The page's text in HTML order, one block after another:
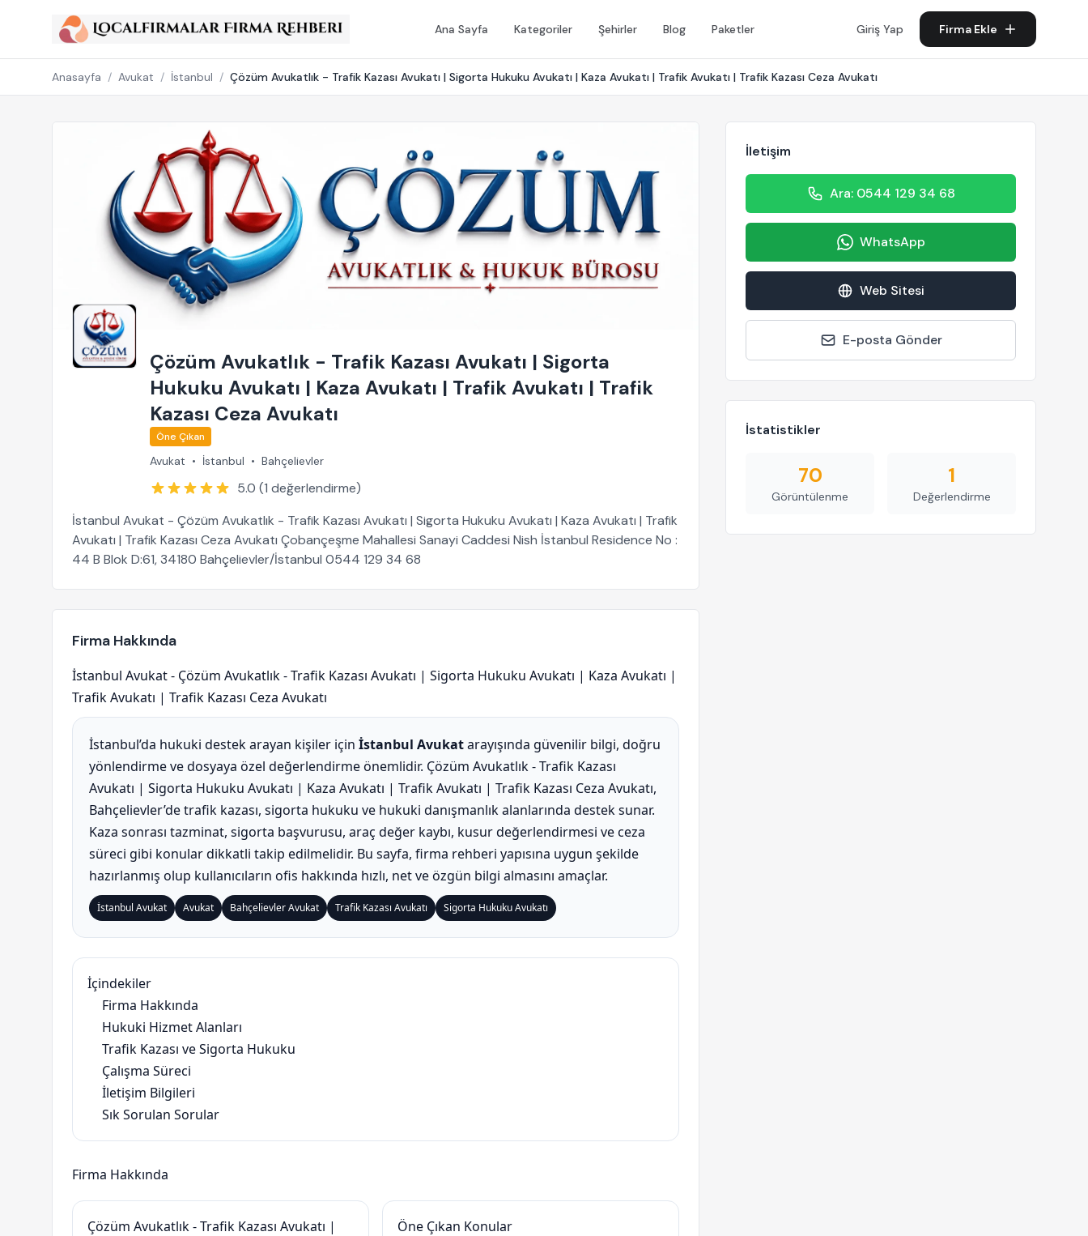
Ana Sayfa Kategoriler Şehirler Blog Paketler Giriş Yap Firma Ekle
Anasayfa / Avukat / İstanbul / Çözüm Avukatlık - Trafik Kazası Avukatı | Sigorta Hukuku Avukatı | Kaza Avukatı | Trafik Avukatı | Trafik Kazası Ceza Avukatı
Çözüm Avukatlık - Trafik Kazası Avukatı | Sigorta
Hukuku Avukatı | Kaza Avukatı | Trafik Avukatı | Trafik
Kazası Ceza Avukatı
Öne Çıkan
Avukat • İstanbul • Bahçelievler
5.0 (1 değerlendirme)
İstanbul Avukat - Çözüm Avukatlık - Trafik Kazası Avukatı | Sigorta Hukuku Avukatı | Kaza Avukatı | Trafik
Avukatı | Trafik Kazası Ceza Avukatı Çobançeşme Mahallesi Sanayi Caddesi Nish İstanbul Residence No :
44 B Blok D:61, 34180 Bahçelievler/İstanbul 0544 129 34 68
Firma Hakkında
İstanbul Avukat - Çözüm Avukatlık - Trafik Kazası Avukatı | Sigorta Hukuku Avukatı | Kaza Avukatı |
Trafik Avukatı | Trafik Kazası Ceza Avukatı
İstanbul’da hukuki destek arayan kişiler için İstanbul Avukatarayışında güvenilir bilgi, doğru
yönlendirme ve dosyaya özel değerlendirme önemlidir. Çözüm Avukatlık - Trafik Kazası
Avukatı | Sigorta Hukuku Avukatı | Kaza Avukatı | Trafik Avukatı | Trafik Kazası Ceza Avukatı,
Bahçelievler’de trafik kazası, sigorta hukuku ve hukuki danışmanlık alanlarında destek sunar.
Kaza sonrası tazminat, sigorta başvurusu, araç değer kaybı, kusur değerlendirmesi ve ceza
süreci gibi konular dikkatli takip edilmelidir. Bu sayfa, firma rehberi yapısına uygun şekilde
hazırlanmış olup kullanıcıların ofis hakkında hızlı, net ve özgün bilgi almasını amaçlar.
İstanbul Avukat Avukat Bahçelievler Avukat Trafik Kazası Avukatı Sigorta Hukuku Avukatı
İçindekiler
Firma Hakkında
Hukuki Hizmet Alanları
Trafik Kazası ve Sigorta Hukuku
Çalışma Süreci
İletişim Bilgileri
Sık Sorulan Sorular
Firma Hakkında
Çözüm Avukatlık - Trafik Kazası Avukatı |
Öne Çıkan Konular
İletişim
Ara: 0544 129 34 68
WhatsApp
Web Sitesi
E-posta Gönder
İstatistikler
70
Görüntülenme
1
Değerlendirme